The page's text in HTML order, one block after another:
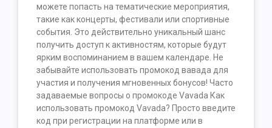
можете попасть на тематические мероприятия,
такие как концерты, фестивали или спортивные
события. Это действительно уникальный шанс
получить доступ к активностям, которые будут
ярким воспоминанием в вашем календаре. Не
забывайте использовать промокод вавада для
участия и получения мгновенных бонусов! Часто
задаваемые вопросы о промокоде Vavada Как
использовать промокод Vavada? Просто введите
код при регистрации на платформе или в